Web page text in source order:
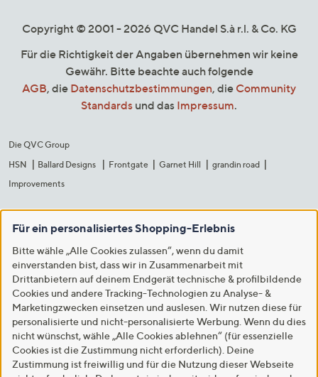
Copyright © 2001 - 2026 QVC Handel S.à r.l. & Co. KG
Für die Richtigkeit der Angaben übernehmen wir keine
Gewähr. Bitte beachte auch folgende
AGB, die Datenschutzbestimmungen, die Community
Standards und das Impressum.
Die QVC Group
HSN
Ballard Designs Frontgate Garnet Hill
grandin road
Improvements
Für ein personalisiertes Shopping-Erlebnis
Bitte wähle „Alle Cookies zulassen“, wenn du damit
einverstanden bist, dass wir in Zusammenarbeit mit
Drittanbietern auf deinem Endgerät technische & profilbildende
Cookies und andere Tracking-Technologien zu Analyse- &
Marketingzwecken einsetzen und auslesen. Wir nutzen diese für
personalisierte und nicht-personalisierte Werbung. Wenn du dies
nicht wünschst, wähle „Alle Cookies ablehnen“ (für essenzielle
Cookies ist die Zustimmung nicht erforderlich). Deine
Zustimmung ist freiwillig und für die Nutzung dieser Webseite